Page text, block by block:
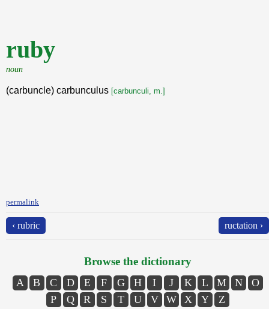
ruby
noun
(carbuncle) carbunculus [carbunculi, m.]
permalink
‹ rubric ructation ›
Browse the dictionary
A B C D E F G H I J K L M N
O
P
Q R S T U V W X Y Z